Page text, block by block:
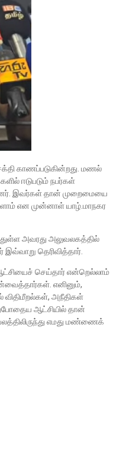
காணப்படுகின்றது. மணல்
ஈடுபடும் நபர்கள்
இவர்கள் தான் முறைமையை
என முன்னாள் யாழ்.மாநகர
அவரது அலுவலகத்தில்
தெரிவித்தார்.
செய்தார் என்றெல்லாம்
எனினும்,
விதிமீறல்கள், அநீதிகள்
ஆட்சியில் தான்
எமது மண்ணைக்